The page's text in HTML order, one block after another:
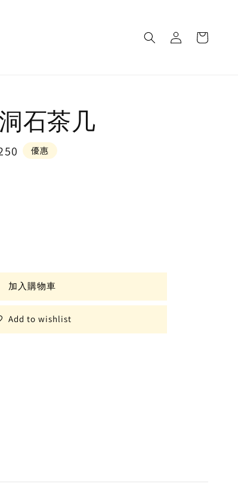
石茶几
優惠
加入購物車
Add to wishlist